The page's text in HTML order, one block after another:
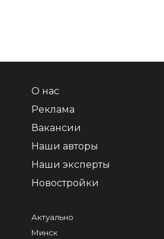
О нас
Реклама
Вакансии
Наши авторы
Наши эксперты
Новостройки
Актуально
Минск